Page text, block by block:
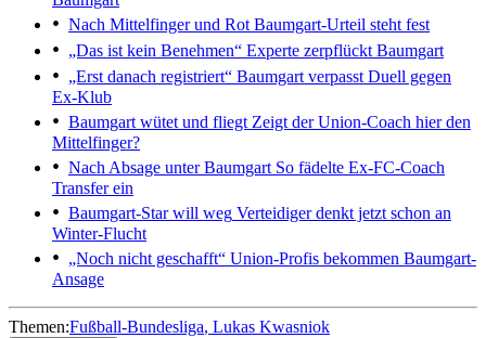
Nach Mittelfinger und Rot Baumgart-Urteil steht fest
„Das ist kein Benehmen“ Experte zerpflückt Baumgart
„Erst danach registriert“ Baumgart verpasst Duell gegen
Ex-Klub
Baumgart wütet und fliegt Zeigt der Union-Coach hier den
Mittelfinger?
Nach Absage unter Baumgart So fädelte Ex-FC-Coach
Transfer ein
Baumgart-Star will weg Verteidiger denkt jetzt schon an
Winter-Flucht
„Noch nicht geschafft“ Union-Profis bekommen Baumgart-
Ansage
Themen:Fußball-Bundesliga Lukas Kwasniok